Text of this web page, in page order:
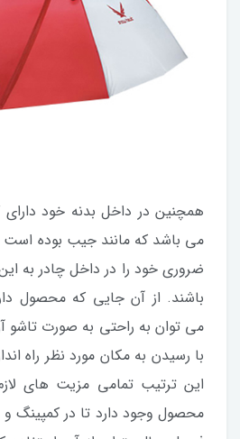
همچنین در داخل بدنه خود
می باشد که مانند جیب بوده است و
ضروری خود را در داخل چادر به
باشند. از آن جایی که محصول
می توان به راحتی به صورت تاشو
با رسیدن به مکان مورد نظر راه
این ترتیب تمامی مزیت های
محصول وجود دارد تا در کمپینگ و